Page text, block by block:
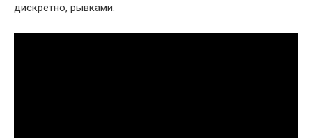
дискретно, рывками.